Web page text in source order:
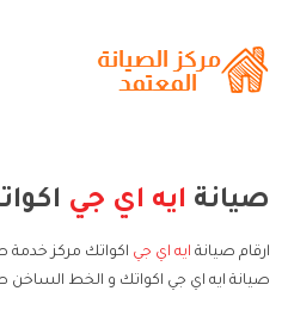
صيانة ايه اي جي
ارقام صيانة ايه اي جي اكواتك مركز خدمة
صيانة ايه اي جي اكواتك و الخط الساخن